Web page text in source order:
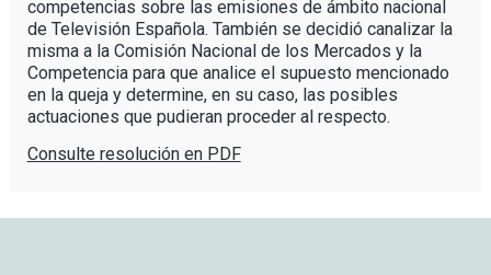
competencias sobre las emisiones de ámbito nacional
de Televisión Española. También se decidió canalizar la
misma a la Comisión Nacional de los Mercados y la
Competencia para que analice el supuesto mencionado
en la queja y determine, en su caso, las posibles
actuaciones que pudieran proceder al respecto.
Consulte resolución en PDF